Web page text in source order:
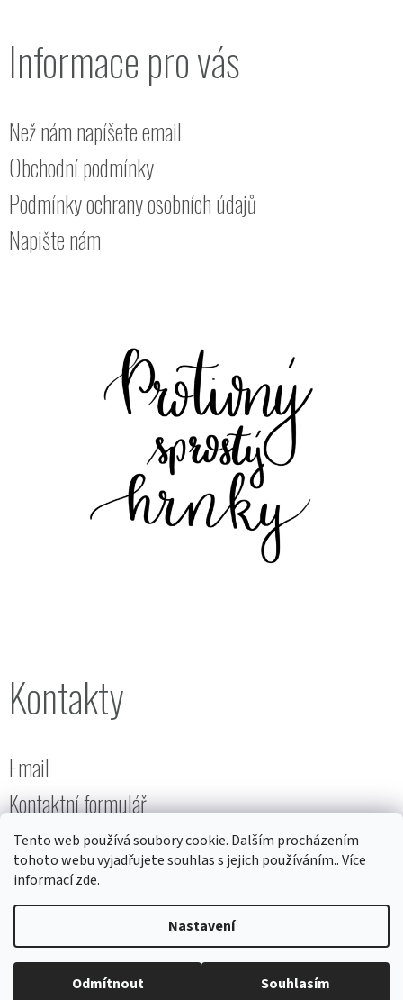
Tento web používá soubory cookie. Dalším procházením
tohoto webu vyjadřujete souhlas s jejich používáním.. Více
informacízde.
Nastavení
Odmítnout Souhlasím
Informace pro vás
Než nám napíšete email
Obchodní podmínky
Podmínky ochrany osobních údajů
Napište nám
Kontakty
Email
Kontaktní formulář
VytvořilŠMnaShoptetu
Copyright 2026Protivný sprostý hrnky . Všechna práva vyhrazena.